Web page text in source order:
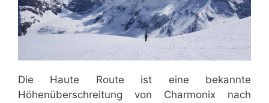
Die Haute Route ist eine bekannte
Höhenüberschreitung von Charmonix nach